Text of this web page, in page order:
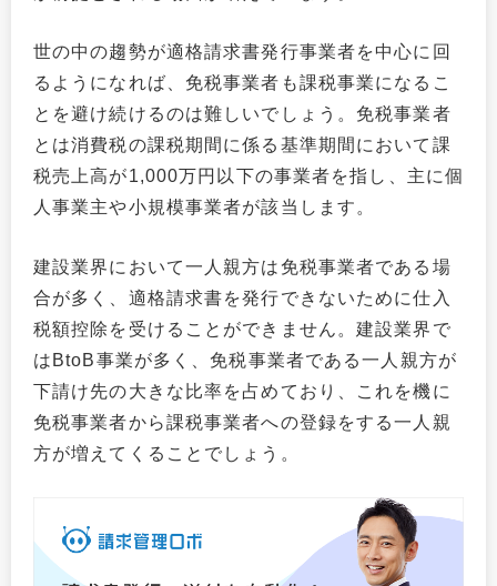
世の中の趨勢が適格請求書発行事業者を中心に回
るようになれば、免税事業者も課税事業になるこ
とを避け続けるのは難しいでしょう。免税事業者
とは消費税の課税期間に係る基準期間において課
税売上高が1,000万円以下の事業者を指し、主に個
人事業主や小規模事業者が該当します。
建設業界において一人親方は免税事業者である場
合が多く、適格請求書を発行できないために仕入
税額控除を受けることができません。建設業界で
はBtoB事業が多く、免税事業者である一人親方が
下請け先の大きな比率を占めており、これを機に
免税事業者から課税事業者への登録をする一人親
方が増えてくることでしょう。